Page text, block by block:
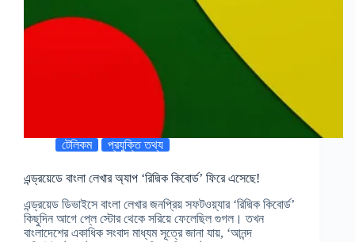
টেলিকম প্রযুক্তি তথ্য
এন্ড্রয়েডে বাংলা লেখার অ্যাপ ‘রিদ্মিক কিবোর্ড’ ফিরে এসেছে!
এন্ড্রয়েড ডিভাইসে বাংলা লেখার জনপ্রিয় সফটওয়্যার ‘রিদ্মিক কিবোর্ড’
কিছুদিন আগে প্লে স্টোর থেকে সরিয়ে ফেলেছিল গুগল। তখন
বাংলাদেশের একাধিক সংবাদ মাধ্যম সূত্রে জানা যায়, ‘আনন্দ